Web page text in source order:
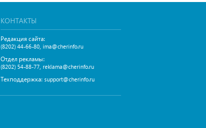
КОНТАКТЫ
Редакция сайта:
(8202) 44-66-80, ima@cherinfo.ru
Отдел рекламы:
(8202) 54-88-77, reklama@cherinfo.ru
Техподдержка: support@cherinfo.ru